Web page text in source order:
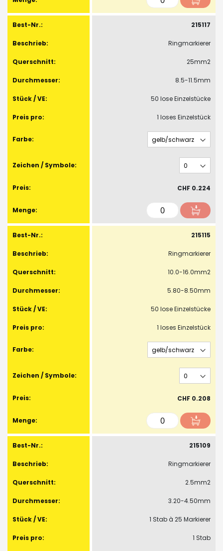
215117
Ringmarkierer
25mm2
8.5-11.5mm
50 lose Einzelstücke
1 loses Einzelstück
CHF 0.224
215115
Ringmarkierer
10.0-16.0mm2
5.80-8.50mm
50 lose Einzelstücke
1 loses Einzelstück
CHF 0.208
215109
Ringmarkierer
2.5mm2
3.20-4.50mm
1 Stab à 25 Markierer
1 Stab